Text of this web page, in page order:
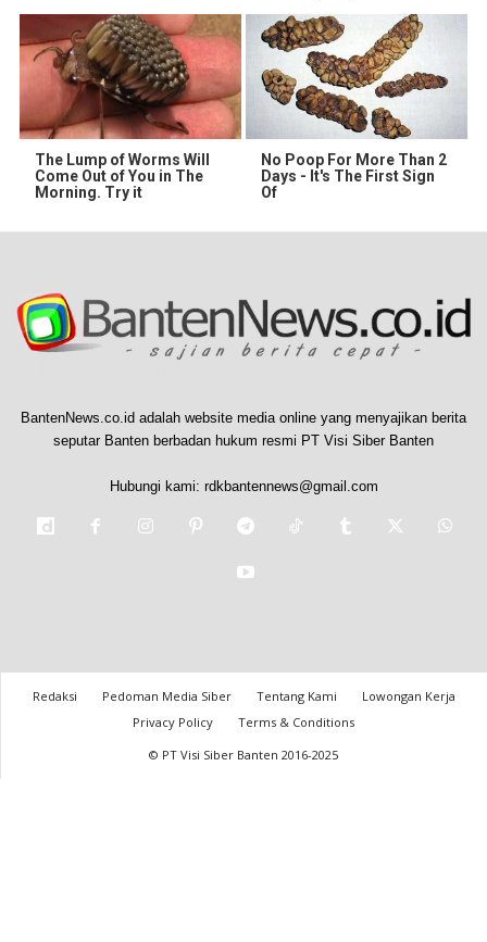
The Lump of Worms Will
Come Out of You in The
Morning. Try it
No Poop For More Than 2
Days - It's The First Sign
Of
BantenNews.co.id adalah website media online yang menyajikan berita
seputar Banten berbadan hukum resmi PT Visi Siber Banten
Hubungi kami: rdkbantennews@gmail.com
Redaksi Pedoman Media Siber Tentang Kami
Lowongan Kerja
Privacy Policy
Terms & Conditions
© PT Visi Siber Banten 2016-2025